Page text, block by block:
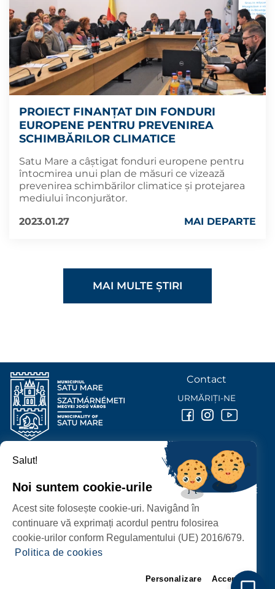
PROIECT FINANȚAT DIN FONDURI
EUROPENE PENTRU PREVENIREA
SCHIMBĂRILOR CLIMATICE
Satu Mare a câștigat fonduri europene pentru
întocmirea unui plan de măsuri ce vizează
prevenirea schimbărilor climatice și protejarea
mediului înconjurător.
2023.01.27
MAI DEPARTE
MAI MULTE ȘTIRI
PROTECȚIA DATELOR PERSONALE
PRIMĂRIA MUNICIPIULUI
P-ȚA 25 OCTOMBRIE, NR. 1 CORP M, 440026 SATU MARE
Contact
URMĂRIȚI-NE
Salut!
Noi suntem cookie-urile
Acest site folosește cookie-uri. Navigând în
continuare vă exprimați acordul pentru folosirea
cookie-urilor conform Regulamentului (UE) 2016/679.
Politica de cookies
Personalizare Accept